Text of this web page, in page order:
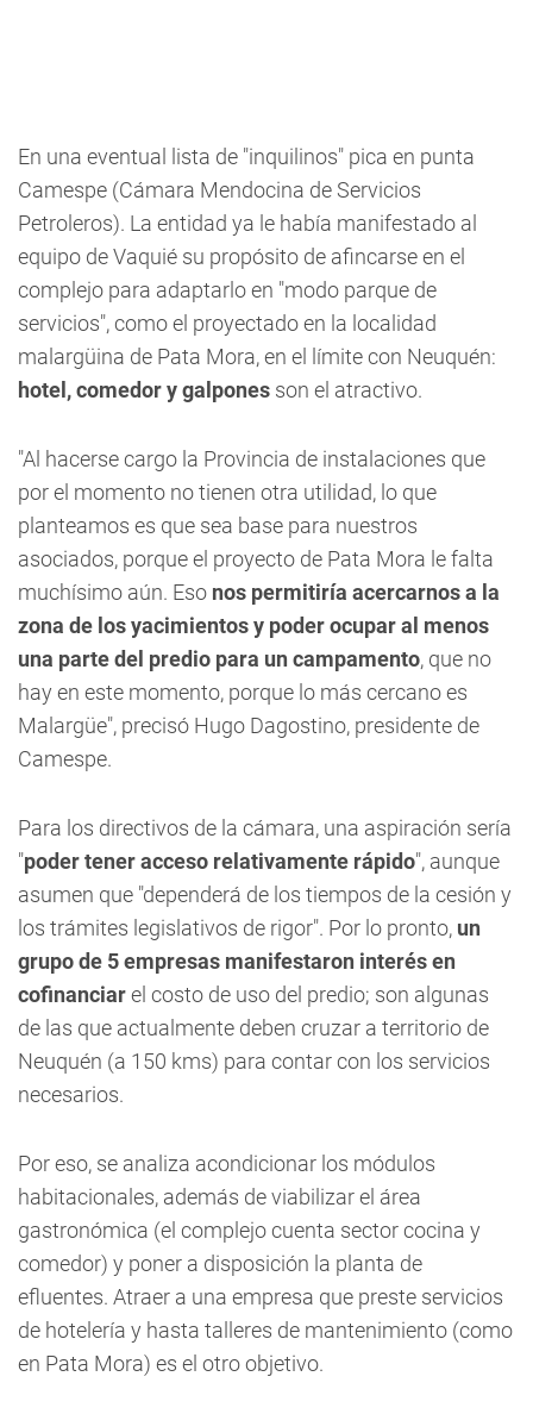
En una eventual lista de "inquilinos" pica en punta
Camespe (Cámara Mendocina de Servicios
Petroleros). La entidad ya le había manifestado al
equipo de Vaquié su propósito de afincarse en el
complejo para adaptarlo en "modo parque de
servicios", como el proyectado en la localidad
malargüina de Pata Mora, en el límite con Neuquén:
hotel, comedor y galpones son el atractivo.
"Al hacerse cargo la Provincia de instalaciones que
por el momento no tienen otra utilidad, lo que
planteamos es que sea base para nuestros
asociados, porque el proyecto de Pata Mora le falta
muchísimo aún. Eso nos permitiría acercarnos a la
zona de los yacimientos y poder ocupar al menos
una parte del predio para un campamento, que no
hay en este momento, porque lo más cercano es
Malargüe", precisó Hugo Dagostino, presidente de
Camespe.
Para los directivos de la cámara, una aspiración sería
"poder tener acceso relativamente rápido", aunque
asumen que "dependerá de los tiempos de la cesión y
los trámites legislativos de rigor". Por lo pronto, un
grupo de 5 empresas manifestaron interés en
cofinanciarel costo de uso del predio; son algunas
de las que actualmente deben cruzar a territorio de
Neuquén (a 150 kms) para contar con los servicios
necesarios.
Por eso, se analiza acondicionar los módulos
habitacionales, además de viabilizar el área
gastronómica (el complejo cuenta sector cocina y
comedor) y poner a disposición la planta de
efluentes. Atraer a una empresa que preste servicios
de hotelería y hasta talleres de mantenimiento (como
en Pata Mora) es el otro objetivo.